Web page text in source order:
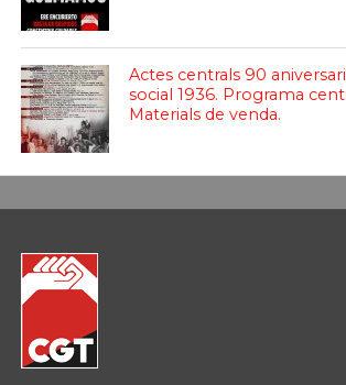
Actes centrals 90
social 1936. Programa
Materials de venda.